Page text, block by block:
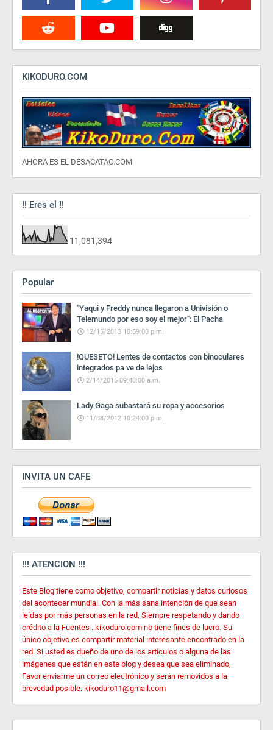
KIKODURO.COM
AHORA ES EL DESACATAO.COM
!! Eres el !!
11,081,394
Popular
"Yaqui y Freddy nunca llegaron a Univisión o
Telemundo por eso soy el mejor": El Pacha
12/15/2013 10:59:00 p.m.
!QUESETO! Lentes de contactos con binoculares
integrados pa ve de lejos
2/14/2015 09:48:00 a.m.
Lady Gaga subastará su ropa y accesorios
11/08/2012 10:24:00 p.m.
INVITA UN CAFE
!!! ATENCION !!!
Este Blog tiene como objetivo, compartir noticias y datos curiosos
del acontecer mundial. Con la más sana intención de que sean
leídas por más personas en la red, Siempre respetando y dando
crédito a la Fuentes ..kikoduro.com no tiene fines de lucro. Su
único objetivo es compartir material interesante encontrado en la
red. Si usted es dueño de uno de los artículos o alguna de las
imágenes que están en este blog y desea que sea eliminado,
Favor enviarme un correo electrónico y serán removidos a la
brevedad posible. kikoduro11@gmail.com